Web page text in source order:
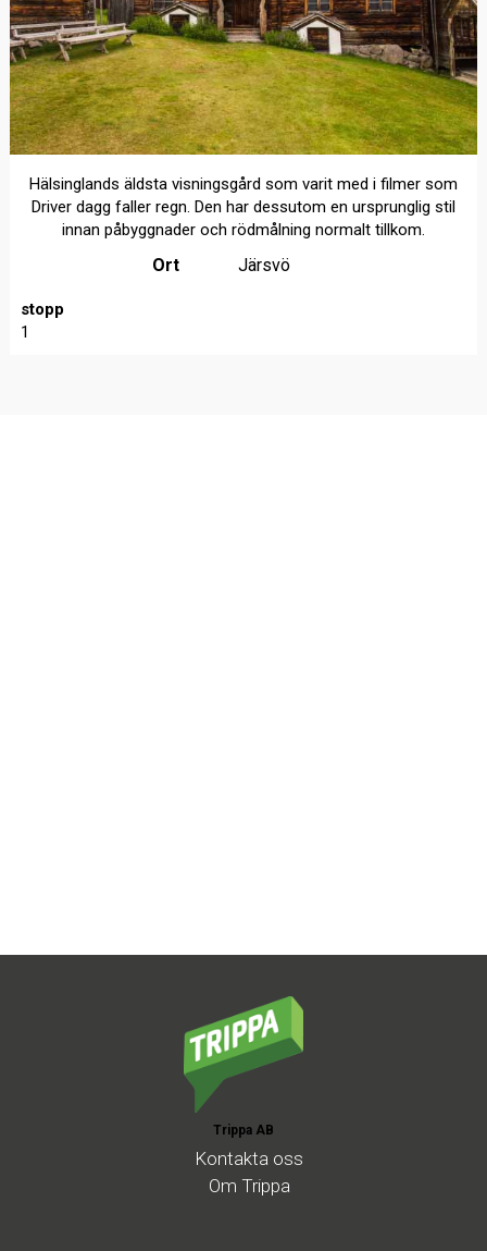
Hälsinglands äldsta visningsgård som varit med i filmer som
Driver dagg faller regn. Den har dessutom en ursprunglig stil
innan påbyggnader och rödmålning normalt tillkom.
Ort Järsvö
stopp
1
Trippa AB
Kontakta oss
Om Trippa